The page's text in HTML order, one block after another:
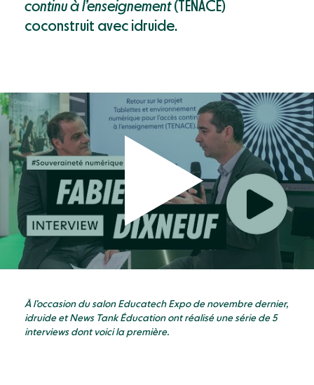
continu à l’enseignement(TENACE)
coconstruit avec idruide.
À l’occasion du salon Educatech Expo de novembre dernier,
idruide et News Tank Éducation ont réalisé une série de 5
interviews dont voici la première.